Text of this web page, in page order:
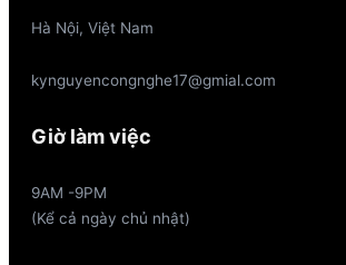
Hà Nội, Việt Nam
kynguyencongnghe17@gmial.com
Giờ làm việc
9AM -9PM
(Kể cả ngày chủ nhật)